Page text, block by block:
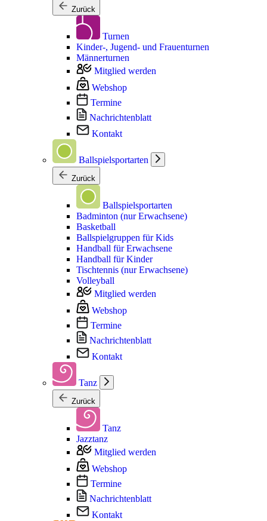
Zurück
Turnen
Kinder-, Jugend- und Frauenturnen
Männerturnen
Mitglied werden
Webshop
Termine
Nachrichtenblatt
Kontakt
Ballspielsportarten
Zurück
Ballspielsportarten
Badminton (nur Erwachsene)
Basketball
Ballspielgruppen für Kids
Handball für Erwachsene
Handball für Kinder
Tischtennis (nur Erwachsene)
Volleyball
Mitglied werden
Webshop
Termine
Nachrichtenblatt
Kontakt
Tanz
Zurück
Tanz
Jazztanz
Mitglied werden
Webshop
Termine
Nachrichtenblatt
Kontakt